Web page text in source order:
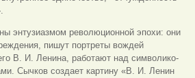
энтузиазмом революционной эпохи: они
пишут портреты вождей
В. И. Ленина, работают над символико-
Сычков создает картину «В. И. Ленин